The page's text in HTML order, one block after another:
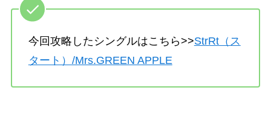
今回攻略したシングルはこちら>>StrRt（ス
タート）/Mrs.GREEN APPLE